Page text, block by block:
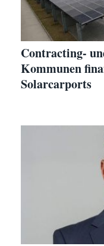
Contracting-
Kommunen
Solarcarports